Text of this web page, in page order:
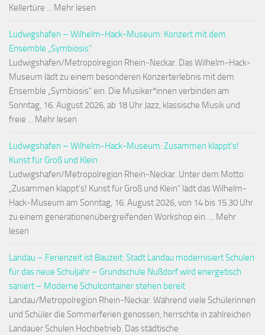
Kellertüre ... Mehr lesen
Ludwigshafen – Wilhelm-Hack-Museum: Konzert mit dem
Ensemble „Symbiosis“
Ludwigshafen/Metropolregion Rhein-Neckar. Das Wilhelm-Hack-
Museum lädt zu einem besonderen Konzerterlebnis mit dem
Ensemble „Symbiosis“ ein. Die Musiker*innen verbinden am
Sonntag, 16. August 2026, ab 18 Uhr Jazz, klassische Musik und
freie ... Mehr lesen
Ludwigshafen – Wilhelm-Hack-Museum: Zusammen klappt’s!
Kunst für Groß und Klein
Ludwigshafen/Metropolregion Rhein-Neckar. Unter dem Motto
„Zusammen klappt’s! Kunst für Groß und Klein“ lädt das Wilhelm-
Hack-Museum am Sonntag, 16. August 2026, von 14 bis 15.30 Uhr
zu einem generationenübergreifenden Workshop ein. ... Mehr
lesen
Landau – Ferienzeit ist Bauzeit: Stadt Landau modernisiert Schulen
für das neue Schuljahr – Grundschule Nußdorf wird energetisch
saniert – Moderne Schulcontainer stehen bereit
Landau/Metropolregion Rhein-Neckar. Während viele Schülerinnen
und Schüler die Sommerferien genossen, herrschte in zahlreichen
Landauer Schulen Hochbetrieb. Das städtische